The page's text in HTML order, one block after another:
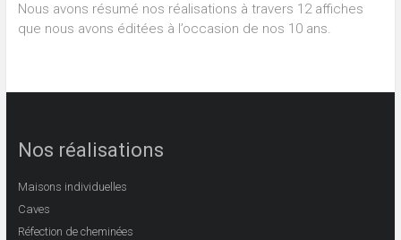
Nous avons résumé nos réalisations à travers 12 affiches
que nous avons éditées à l’occasion de nos 10 ans.
Nos réalisations
Maisons individuelles
Caves
Réfection de cheminées